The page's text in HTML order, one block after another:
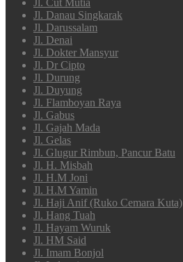
Jl. Danau Singkarak
Jl. Darussalam
Jl. Denai
Jl. Dokter Mansyur
Jl. Dr Cipto
Jl. Durung
Jl. Duyung
Jl. Flamboyan Raya
Jl. Gabus
Jl. Gajah Mada
Jl. Gelas
Jl. Glugur Rimbun, Pancur Batu
Jl. H. Misbah
Jl. H.M Joni
Jl. H.M Yamin
Jl. Haji Anif (Ruko Cemara Kuta)
Jl. Hang Tuah
Jl. Hayam Wuruk
Jl. HM Said
Jl. Imam Bonjol